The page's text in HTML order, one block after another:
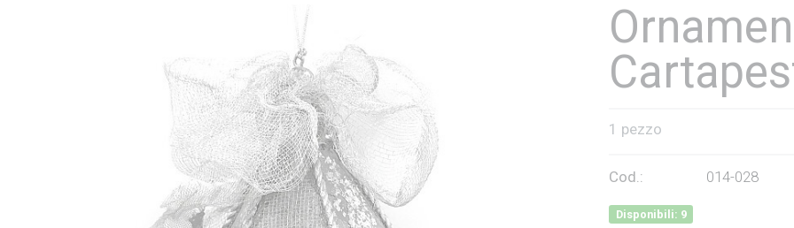
1 pezzo
Cod.: 014-028
Disponibili: 9